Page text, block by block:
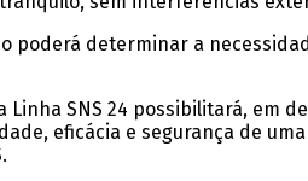
poderá determinar a
Linha SNS 24 possibilitará, em
eficácia e segurança de